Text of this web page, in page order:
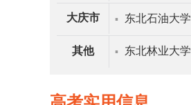
大庆市 ▪ 东北石油大学
其他 ▪ 东北林业大学